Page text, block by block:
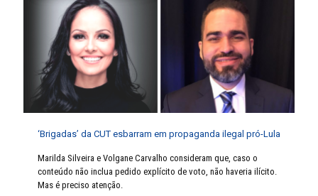
‘Brigadas’ da CUT esbarram em propaganda ilegal pró-Lula
Marilda Silveira e Volgane Carvalho consideram que, caso o
conteúdo não inclua pedido explícito de voto, não haveria ilícito.
Mas é preciso atenção.